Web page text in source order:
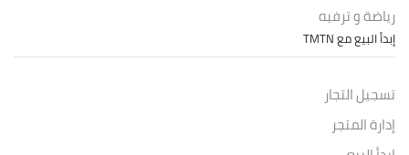
رياضة و ترفيه
إبدأ البيع مع TMTN
تسجيل التجار
إدارة المتجر